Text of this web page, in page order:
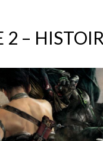
2 –